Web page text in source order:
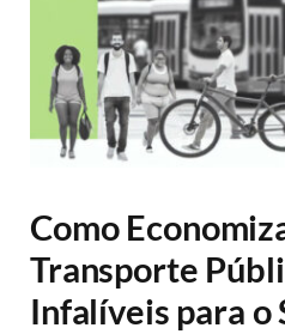
Como
Transporte
Infalíveis para o